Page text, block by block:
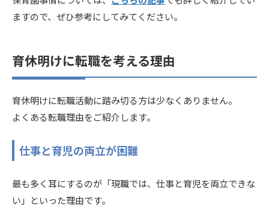
ますので、ぜひ参考にしてみてください。
育休明けに転職を考える理由
育休明けに転職活動に踏み切る方は少なくありません。
よくある転職理由をご紹介します。
仕事と育児の両立が困難
最も多く耳にするのが「現職では、仕事と育児を両立できな
い」といった理由です。